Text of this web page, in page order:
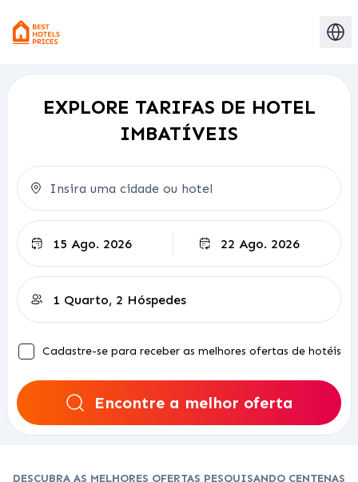
EXPLORE TARIFAS DE HOTEL
IMBATÍVEIS
Cadastre-se para receber as melhores ofertas de hotéis
Encontre a melhor oferta
DESCUBRA AS MELHORES OFERTAS PESQUISANDO CENTENAS